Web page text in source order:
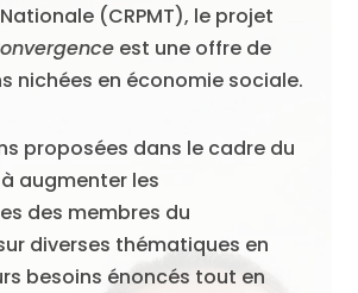
(CRPMT), le projet
est une offre de
nichées en économie sociale.
proposées dans le cadre du
augmenter les
des membres du
diverses thématiques en
besoins énoncés tout en